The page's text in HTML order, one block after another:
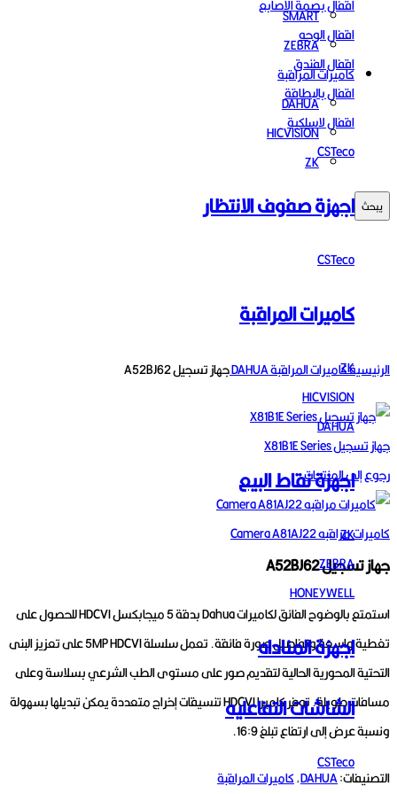
اقفال بصمة الاصابع
اقفال الوجه
اقفال الفندق
اقفال بالبطاقة
اقفال لاسلكية
CSTeco
اجهزة صفوف الانتظار
CSTeco
كاميرات المراقبة
ZK
HICVISION
DAHUA
اجهزة نقاط البيع
ZK
ZEBRA
HONEYWELL
اجهزة المناداه
الشاشات التفاعليه
CSTeco
SMART
ZEBRA
كاميرات المراقبة
DAHUA
HICVISION
ZK
يبحث
اضغط للتكبير
الرئيسيةكاميرات المراقبةDAHUAجهاز تسجيل A52BJ62
جهاز تسجيل X81B1E Series
رجوع إلى المنتجات
كاميرات مراقبه Camera A81AJ22
جهاز تسجيل A52BJ62
استمتع بالوضوح الفائق لكاميرات Dahua بدقة 5 ميجابكسل HDCVI للحصول على
تغطية واسعة وتفاصيل صورة فائقة.
تعمل سلسلة 5MP HDCVI على تعزيز البنى
التحتية المحورية الحالية لتقديم صور على مستوى الطب الشرعي بسلاسة وعلى
مسافات طويلة.
توفر كاميرا HDCVI تنسيقات إخراج متعددة يمكن تبديلها بسهولة
ونسبة عرض إلى ارتفاع تبلغ 16:9.
التصنيفات:DAHUA
,كاميرات المراقبة